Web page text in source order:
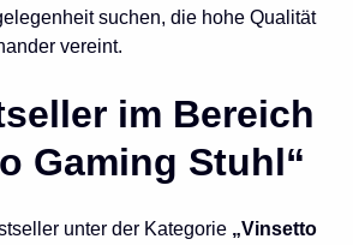
suchen, die hohe Qualität
vereint.
im Bereich
Gaming Stuhl“
unter der Kategorie „Vinsetto